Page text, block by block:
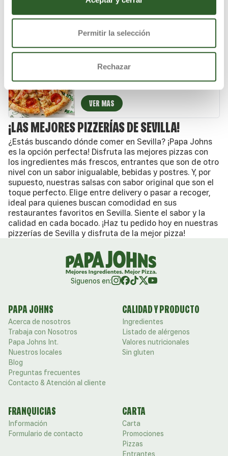
Permitir la selección
Rechazar
PIZZA ESPECIAL DE JOHN
Salsa de tomate natural, carne de cerdo
y un toque de especias italianas.
VER MAS
¡LAS MEJORES PIZZERÍAS DE SEVILLA!
¿Estás buscando dónde comer en Sevilla? ¡Papa Johns
es la opción perfecta! Disfruta las mejores pizzas con
los ingredientes más frescos, entrantes que son de otro
nivel con un sabor inigualable, bebidas y postres. Y, por
supuesto, nuestras salsas con sabor original que son el
toque perfecto. Elige entre delivery o pasar a recoger,
ideal para quienes buscan comodidad en sus
restaurantes favoritos en Sevilla. Siente el sabor y la
calidad en cada bocado. ¡Haz tu pedido hoy en nuestras
pizzerías de Sevilla y disfruta de la mejor pizza!
Siguenos en:
PAPA JOHNS
Acerca de nosotros
Trabaja con Nosotros
Papa Johns Int.
Nuestros locales
Blog
Preguntas frecuentes
Contacto & Atención al cliente
CALIDAD Y PRODUCTO
Ingredientes
Listado de alérgenos
Valores nutricionales
Sin gluten
FRANQUICIAS
Información
Formulario de contacto
CARTA
Carta
Promociones
Pizzas
Entrantes